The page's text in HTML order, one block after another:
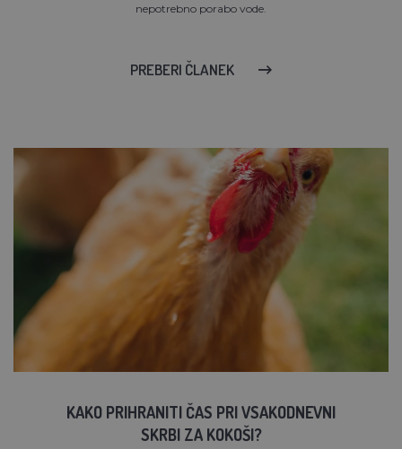
nepotrebno porabo vode.
PREBERI ČLANEK
KAKO PRIHRANITI ČAS PRI VSAKODNEVNI
SKRBI ZA KOKOŠI?